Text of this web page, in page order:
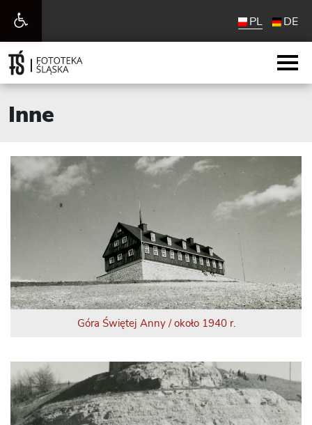
Otwórz
pasek
narzędzi
PL DE
Inne
Góra Świętej Anny / około 1940 r.